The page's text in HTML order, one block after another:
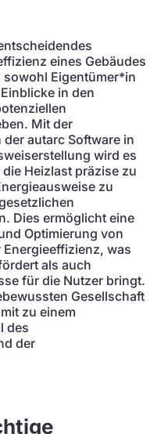
eines Gebäudes
Eigentümer*in
in den
Mit der
autarc Software in
wird es
Heizlast präzise zu
zu
Dies ermöglicht eine
Optimierung von
was
als auch
für die Nutzer bringt.
Gesellschaft
zu einem
des
der